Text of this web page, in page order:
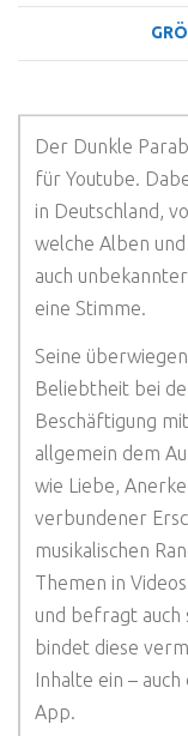
Der Dunkle
für Youtube.
in Deutschland,
welche Alben
auch
eine Stimme.
Seine
Beliebtheit bei
Beschäftigung
allgemein dem
wie Liebe,
verbundener
musikalischen
Themen in
und befragt auch
bindet diese
Inhalte ein –
App.